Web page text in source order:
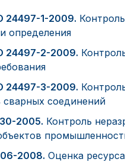
24497-1-2009.
определения
24497-2-2009.
24497-3-2009.
сварных соединений
2005. Контроль
2008. Оценка